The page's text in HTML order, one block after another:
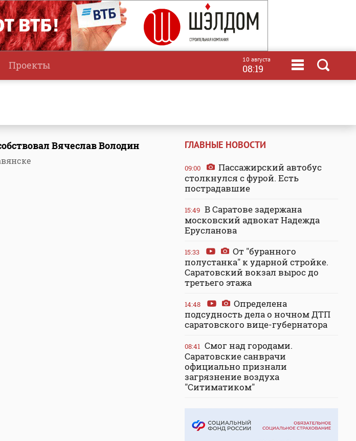
Проекты 10 августа
08:19
Вячеслав Володин ГЛАВНЫЕ НОВОСТИ
09:00
Пассажирский автобус
столкнулся с фурой. Есть
пострадавшие
15:49 В Саратове задержана
московский адвокат Надежда
Ерусланова
15:33
От "буранного
полустанка" к ударной стройке.
Саратовский вокзал вырос до
третьего этажа
14:48
Определена
подсудность дела о ночном ДТП
саратовского вице-губернатора
08:41 Смог над городами.
Саратовские санврачи
официально признали
загрязнение воздуха
"Ситиматиком"